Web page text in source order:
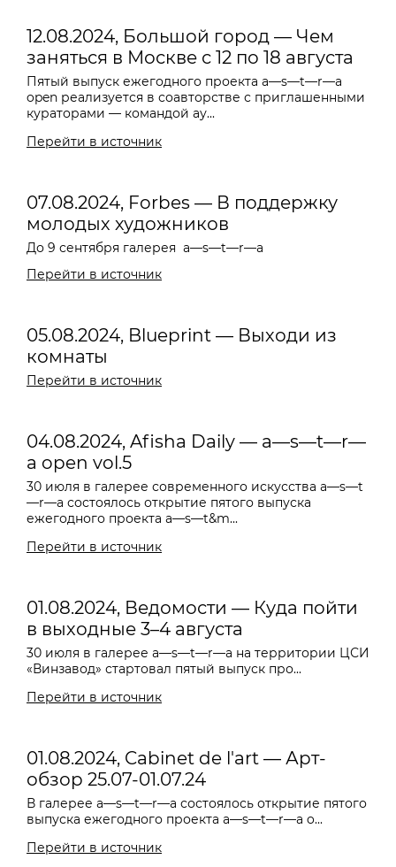
12.08.2024, Большой город — Чем
заняться в Москве с 12 по 18 августа
Пятый выпуск ежегодного проекта a—s—t—r—a
open реализуется в соавторстве с приглашенными
кураторами — командой ау...
Перейти в источник
07.08.2024, Forbes — В поддержку
молодых художников
До 9 сентября галерея a—s—t—r—a
Перейти в источник
05.08.2024, Blueprint — Выходи из
комнаты
Перейти в источник
04.08.2024, Afisha Daily — a—s—t—r—
a open vol.5
30 июля в галерее современного искусства a—s—t
—r—a состоялось открытие пятого выпуска
ежегодного проекта a—s—t&m...
Перейти в источник
01.08.2024, Ведомости — Куда пойти
в выходные 3–4 августа
30 июля в галерее a—s—t—r—a на территории ЦСИ
«Винзавод» стартовал пятый выпуск про...
Перейти в источник
01.08.2024, Cabinet de l'art — Арт-
обзор 25.07-01.07.24
В галерее a—s—t—r—a состоялось открытие пятого
выпуска ежегодного проекта a—s—t—r—a o...
Перейти в источник